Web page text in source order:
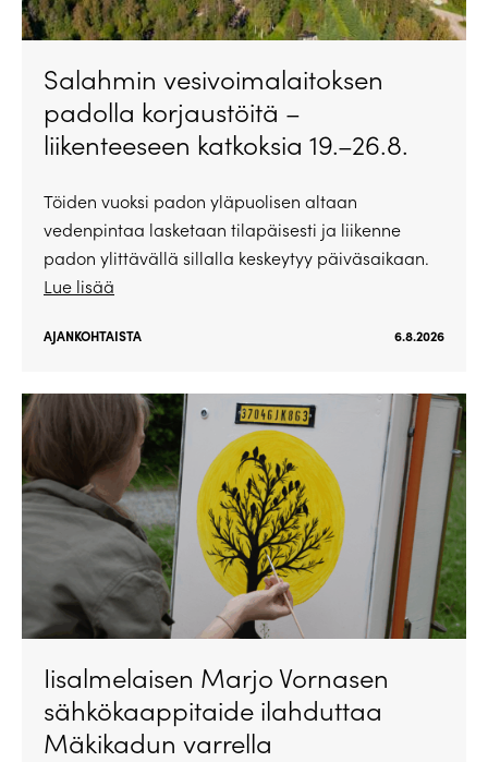
Salahmin vesivoimalaitoksen
padolla korjaustöitä –
liikenteeseen katkoksia 19.–26.8.
Töiden vuoksi padon yläpuolisen altaan
vedenpintaa lasketaan tilapäisesti ja liikenne
padon ylittävällä sillalla keskeytyy päiväsaikaan.
Lue lisää
AJANKOHTAISTA 6.8.2026
Iisalmelaisen Marjo Vornasen
sähkökaappitaide ilahduttaa
Mäkikadun varrella